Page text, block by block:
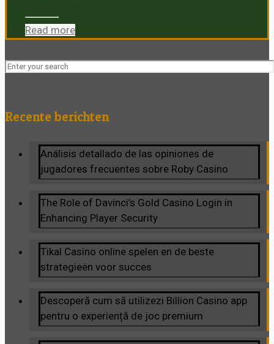
Read more
Recente berichten
Análisis detallado de las opiniones de
jugadores frecuentes sobre Roby Casino
The Role of Davinci’s Gold Casino Login in
Enhancing Player Security
Tikal Casino online spelen en de beste
strategieën voor succes
Descoperă cum să utilizezi Billion Casino app
pentru o experiență de joc premium